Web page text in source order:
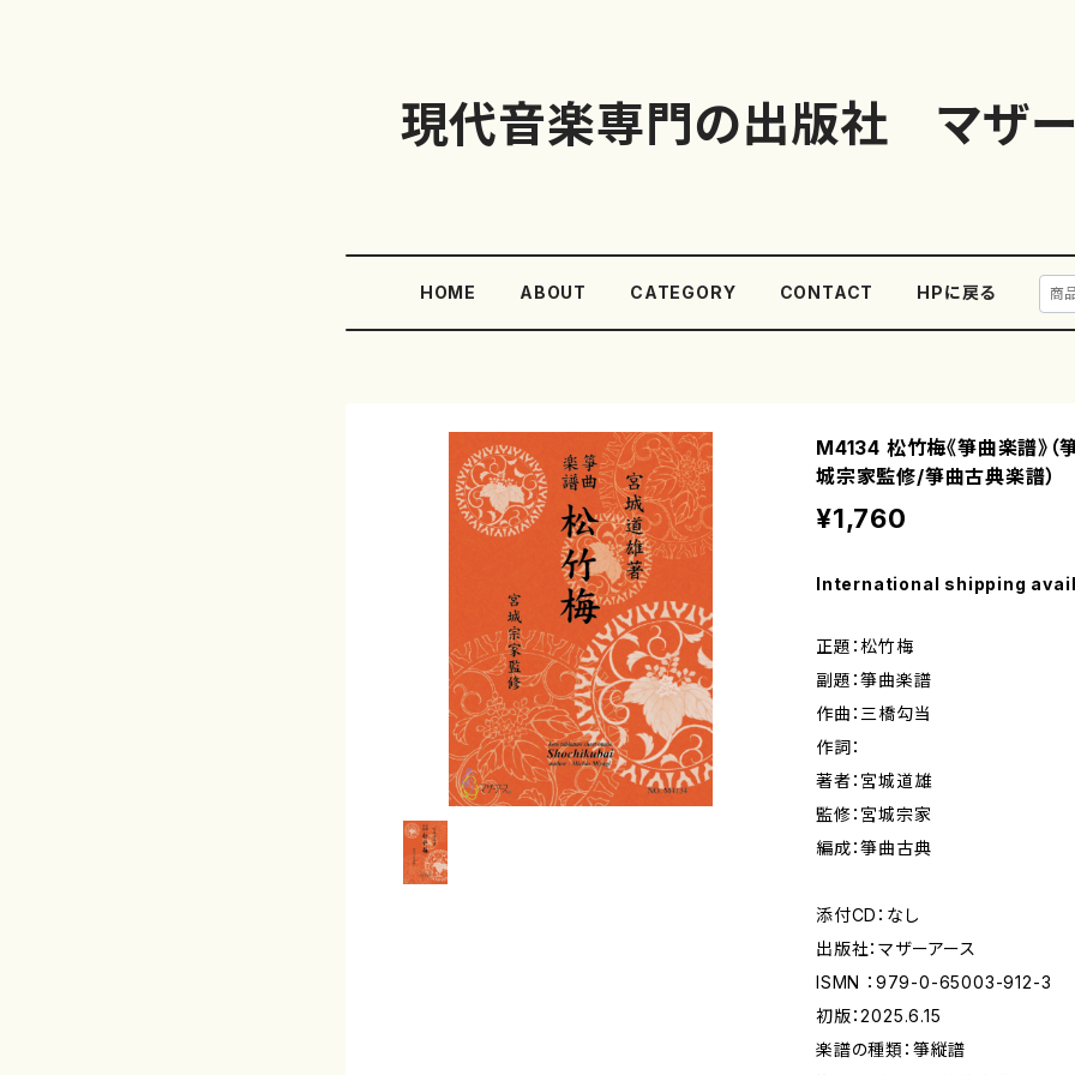
現代音楽専門の出版社 マザー
HOME ABOUT CATEGORY CONTACT HPに戻る
M4134 松竹梅《箏曲楽譜》（
城宗家監修/箏曲古典楽譜）
¥1,760
International shipping
正題：松竹梅
副題：箏曲楽譜
作曲：三橋勾当
作詞：
著者：宮城道雄
監修：宮城宗家
編成：箏曲古典
添付CD：なし
出版社：マザーアース
ISMN ：979-0-65003-912-3
初版：2025.6.15
楽譜の種類：箏縦譜